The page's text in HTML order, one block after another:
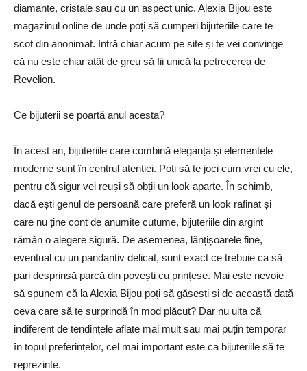
diamante, cristale sau cu un aspect unic. Alexia Bijou este
magazinul online de unde poți să cumperi bijuteriile care te
scot din anonimat. Intră chiar acum pe site și te vei convinge
că nu este chiar atât de greu să fii unică la petrecerea de
Revelion.
Ce bijuterii se poartă anul acesta?
În acest an, bijuteriile care combină eleganța și elementele
moderne sunt în centrul atenției. Poți să te joci cum vrei cu ele,
pentru că sigur vei reuși să obții un look aparte. În schimb,
dacă ești genul de persoană care preferă un look rafinat și
care nu ține cont de anumite cutume, bijuteriile din argint
rămân o alegere sigură. De asemenea, lănțișoarele fine,
eventual cu un pandantiv delicat, sunt exact ce trebuie ca să
pari desprinsă parcă din povești cu prințese. Mai este nevoie
să spunem că la Alexia Bijou poți să găsești și de această dată
ceva care să te surprindă în mod plăcut? Dar nu uita că
indiferent de tendințele aflate mai mult sau mai puțin temporar
în topul preferințelor, cel mai important este ca bijuteriile să te
reprezinte.